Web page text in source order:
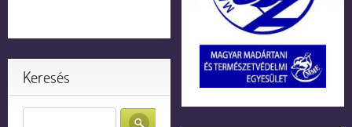
Keresés